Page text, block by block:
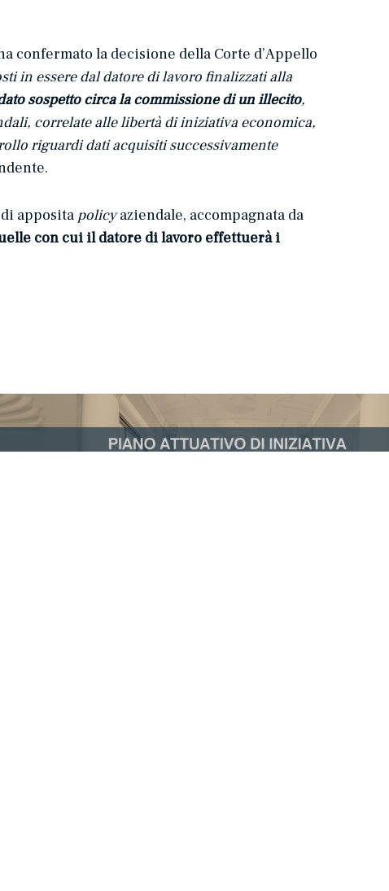
confermato la decisione della Corte d’Appello
in essere dal datore di lavoro finalizzati alla
sospetto circa la commissione di un illecito,
correlate alle libertà di iniziativa economica,
riguardi dati acquisiti successivamente
apposita policyaziendale, accompagnata da
con cui il datore di lavoro effettuerà i